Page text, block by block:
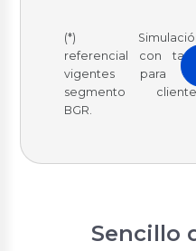
(*)
referencial con tasas
vigentes para el
segmento
BGR.
Sencillo